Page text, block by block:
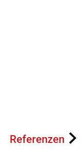
Referenzen